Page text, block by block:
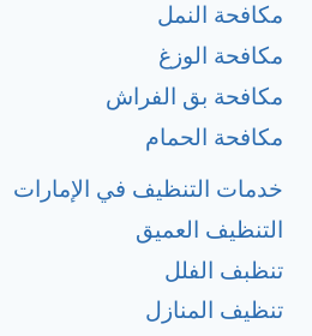
مكافحة النمل
مكافحة الوزغ
مكافحة بق الفراش
مكافحة الحمام
خدمات التنظيف في الإمارات
التنظيف العميق
تنظبف الفلل
تنظيف المنازل